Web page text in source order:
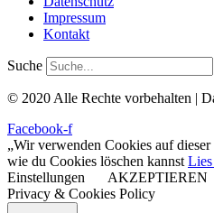
Impressum
Kontakt
Suche
© 2020 Alle Rechte vorbehalten |
Facebook-f
„Wir verwenden Cookies auf
wie du Cookies löschen kannst Lies
Einstellungen
AKZEPTIEREN
Privacy & Cookies Policy